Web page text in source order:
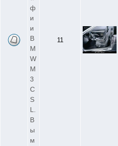
ф
и
и
B
M
W
M
3
C
S
L.
В
ы
м
11